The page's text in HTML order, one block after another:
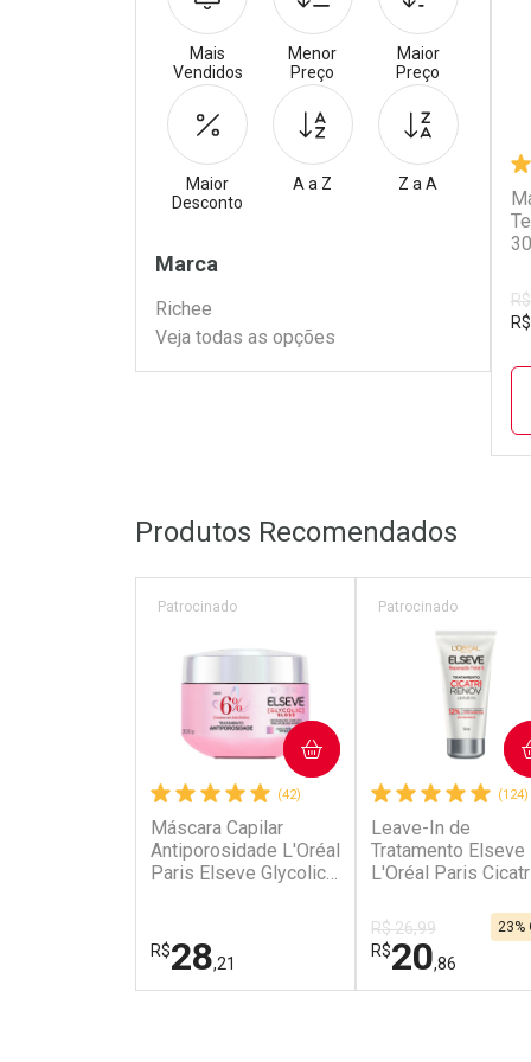
R$
Mais
Vendidos
Menor
Preço
Maior
Preço
Maior
Desconto
A a Z Z a A
Filtros
Marca
Richee
Veja todas as opções
Produtos Recomendados
(42)
Máscara Capilar
Antiporosidade L'Oréal
Paris Elseve Glycolic
Patrocinado
R$28,21
COMPRAR
(124)
Leave-In de
Tratamento Elseve
L'Oréal Paris
Patrocinado
R$ 26,99
R$20,86
23%
COMPRAR